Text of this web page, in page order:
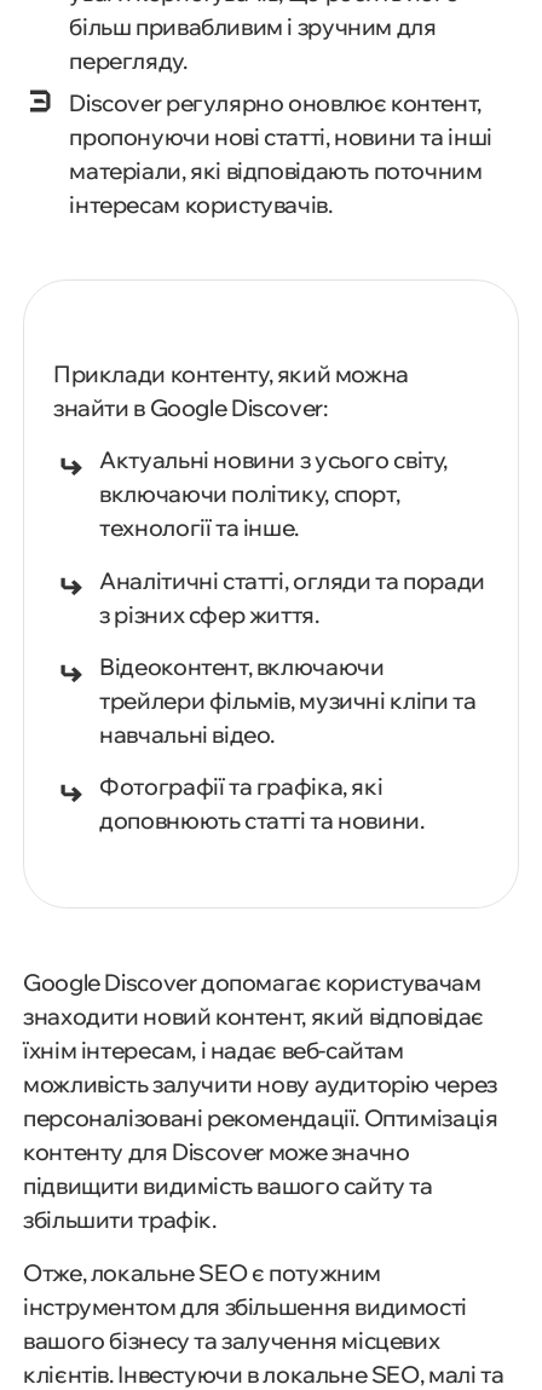
більш привабливим і зручним для
перегляду.
Discover регулярно оновлює контент,
пропонуючи нові статті, новини та інші
матеріали, які відповідають поточним
інтересам користувачів.
Приклади контенту, який можна
знайти в Google Discover:
Актуальні новини з усього світу,
включаючи політику, спорт,
технології та інше.
Аналітичні статті, огляди та поради
з різних сфер життя.
Відеоконтент, включаючи
трейлери фільмів, музичні кліпи та
навчальні відео.
Фотографії та графіка, які
доповнюють статті та новини.
Google Discover допомагає користувачам
знаходити новий контент, який відповідає
їхнім інтересам, і надає веб-сайтам
можливість залучити нову аудиторію через
персоналізовані рекомендації. Оптимізація
контенту для Discover може значно
підвищити видимість вашого сайту та
збільшити трафік.
Отже, локальне SEO є потужним
інструментом для збільшення видимості
вашого бізнесу та залучення місцевих
клієнтів. Інвестуючи в локальне SEO, малі та